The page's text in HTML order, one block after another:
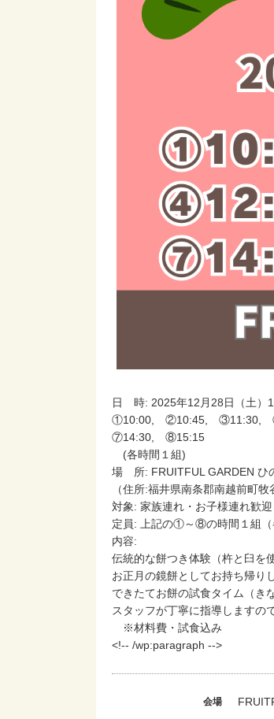
日 時: 2025年12月28日（土）
①10:00, ②10:45, ③11:30,
⑦14:30, ⑧15:15
(各時間１組)
場 所: FRUITFUL GARDEN
（住所:福井県南条郡南越前町
対象: 家族連れ・お子様連れ歓
定員: 上記の①～⑧の時間１組（
内容:
伝統的な餅つき体験（杵と臼を
お正月の鏡餅としてお持ち帰り
できたてお餅の試食タイム（き
スタッフが丁寧に指導しますの
※材料費・試食込み
<!-- /wp:paragraph -->
会場